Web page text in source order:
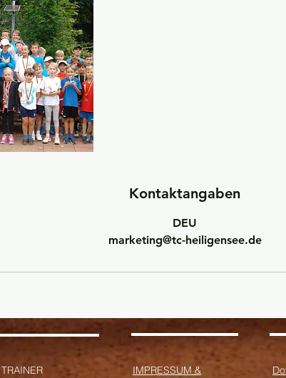
Kontaktangaben
DEU
marketing@tc-heiligensee.de
TRAINER
IMPRESSUM &